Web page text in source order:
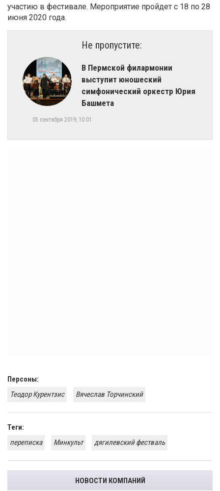
участию в фестивале. Мероприятие пройдет с 18 по 28
июня 2020 года.
Не пропустите:
В Пермской филармонии
выступит юношеский
симфонический оркестр Юрия
Башмета
05 сентября 2019, 10:01
Персоны:
Теодор Курентзис
Вячеслав Торчинский
Теги:
переписка
Минкульт дягилевский фестваль
НОВОСТИ КОМПАНИЙ